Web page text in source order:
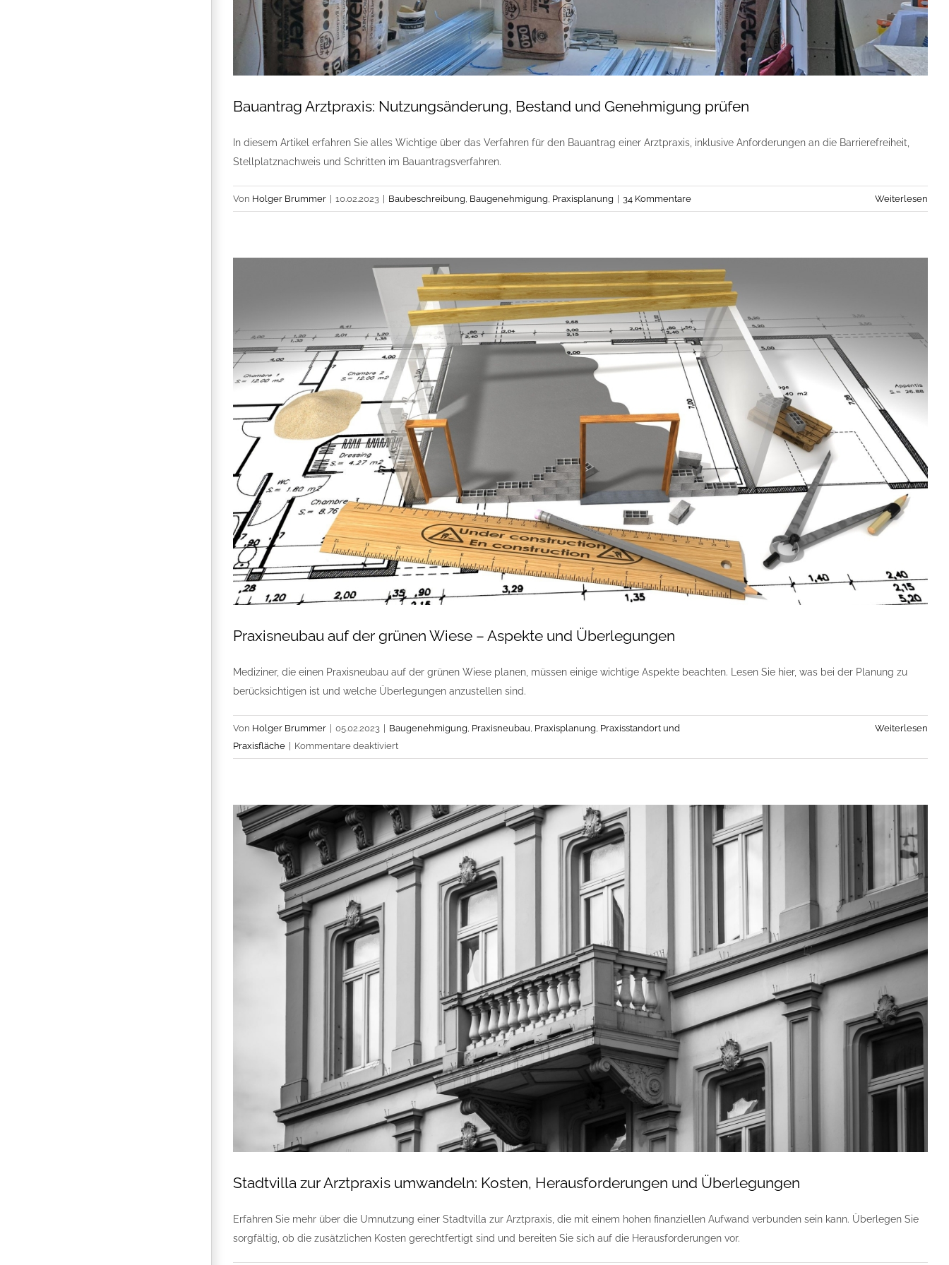
Bauantrag Arztpraxis: Nutzungsänderung, Bestand und Genehmigung prüfen
In diesem Artikel erfahren Sie alles Wichtige über das Verfahren für den Bauantrag einer Arztpraxis, inklusive Anforderungen an die Barrierefreiheit,
Stellplatznachweis und Schritten im Bauantragsverfahren.
Von Holger Brummer 10.02.2023 Baubeschreibung, Baugenehmigung, Praxisplanung 34 Kommentare Weiterlesen
Praxisneubau auf der grünen Wiese – Aspekte und Überlegungen
Mediziner, die einen Praxisneubau auf der grünen Wiese planen, müssen einige wichtige Aspekte beachten. Lesen Sie hier, was bei der Planung zu
berücksichtigen ist und welche Überlegungen anzustellen sind.
Von Holger Brummer 05.02.2023 Baugenehmigung, Praxisneubau, Praxisplanung, Praxisstandort und
Praxisfläche
Kommentare deaktiviertfür
grünen
Wiese
–
Aspekte
und
Überlegungen
Weiterlesen
Stadtvilla zur Arztpraxis umwandeln: Kosten, Herausforderungen und Überlegungen
Erfahren Sie mehr über die Umnutzung einer Stadtvilla zur Arztpraxis, die mit einem hohen finanziellen Aufwand verbunden sein kann. Überlegen Sie
sorgfältig, ob die zusätzlichen Kosten gerechtfertigt sind und bereiten Sie sich auf die Herausforderungen vor.